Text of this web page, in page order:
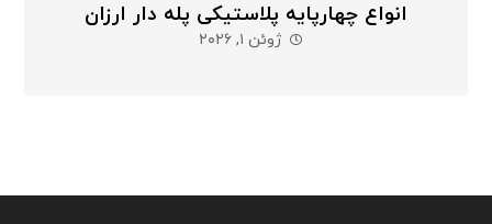
انواع چهارپایه پلاستیکی پله دار ارزان
ژوئن ۱, ۲۰۲۶